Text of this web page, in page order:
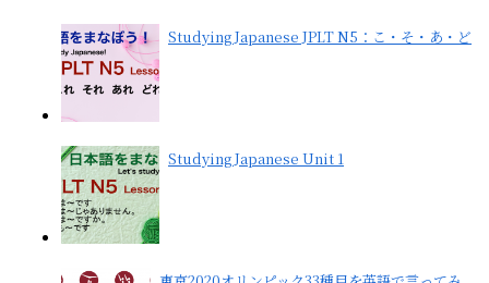
Studying Japanese JPLT N5：こ・そ・あ・ど
Studying Japanese Unit 1